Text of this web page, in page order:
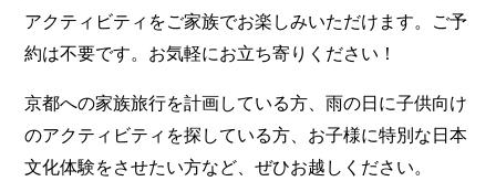
アクティビティをご家族でお楽しみいただけます。ご予
約は不要です。お気軽にお立ち寄りください！
京都への家族旅行を計画している方、雨の日に子供向け
のアクティビティを探している方、お子様に特別な日本
文化体験をさせたい方など、ぜひお越しください。